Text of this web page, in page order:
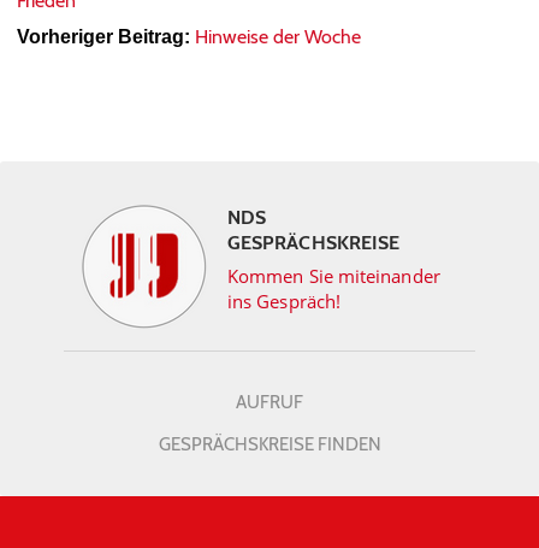
Vorheriger Beitrag: Hinweise der Woche
NDS
GESPRÄCHSKREISE
Kommen Sie miteinander
ins Gespräch!
AUFRUF
GESPRÄCHSKREISE FINDEN